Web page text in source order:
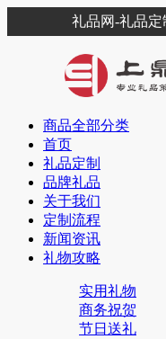
礼品网-礼品定
商品全部分类
首页
礼品定制
品牌礼品
关于我们
定制流程
新闻资讯
礼物攻略
实用礼物
商务祝贺
节日送礼